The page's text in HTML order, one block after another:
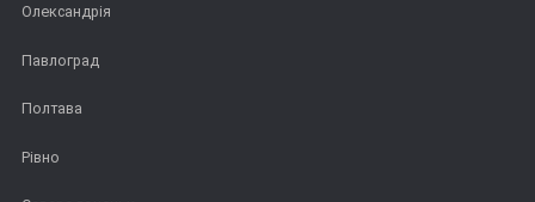
Олександрія
Павлоград
Полтава
Рівно